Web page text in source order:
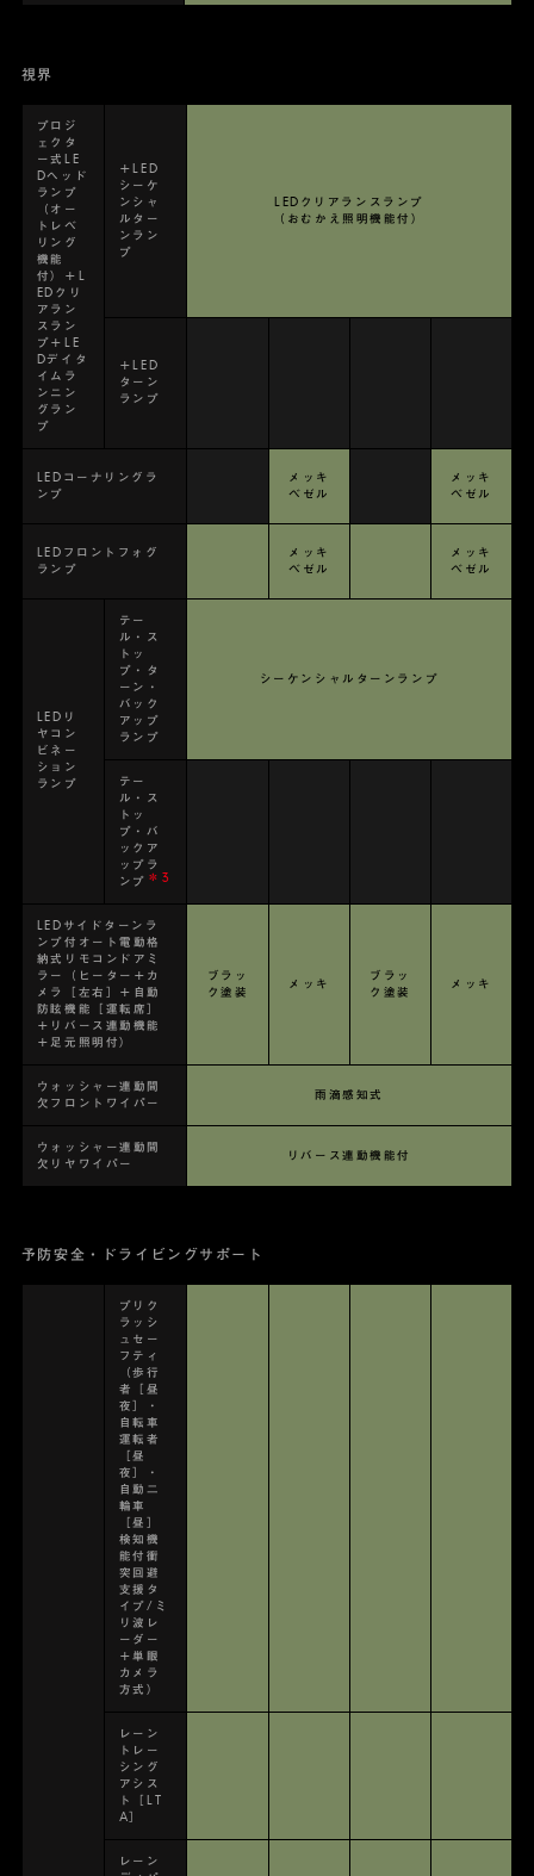
視界
プロジ
ェクタ
ー式LE
Dヘッド
ランプ
（オー
トレベ
リング
機能
付）＋L
EDクリ
アラン
スラン
プ＋LE
Dデイタ
イムラ
ンニン
グラン
プ
＋LED
シーケ
ンシャ
ルター
ンラン
プ
LEDクリアランスランプ
（おむかえ照明機能付）
＋LED
ターン
ランプ
LEDコーナリングラ
ンプ
メッキ
ベゼル
メッキ
ベゼル
LEDフロントフォグ
ランプ
メッキ
ベゼル
メッキ
ベゼル
LEDリ
ヤコン
ビネー
ション
ランプ
テー
ル・ス
トッ
プ・タ
ーン・
バック
アップ
ランプ
シーケンシャルターンランプ
テー
ル・ス
トッ
プ・バ
ックア
ップラ
ンプ ＊3
LEDサイドターンラ
ンプ付オート電動格
納式リモコンドアミ
ラー（ヒーター＋カ
メラ［左右］＋自動
防眩機能［運転席］
＋リバース連動機能
＋足元照明付）
ブラッ
ク塗装
メッキ
ブラッ
ク塗装
メッキ
ウォッシャー連動間
欠フロントワイパー
雨滴感知式
ウォッシャー連動間
欠リヤワイパー
リバース連動機能付
予防安全・ドライビングサポート
プリク
ラッシ
ュセー
フティ
（歩行
者［昼
夜］・
自転車
運転者
［昼
夜］・
自動二
輪車
［昼］
検知機
能付衝
突回避
支援タ
イプ/ミ
リ波レ
ーダー
＋単眼
カメラ
方式）
レーン
トレー
シング
アシス
ト［LT
A］
レーン